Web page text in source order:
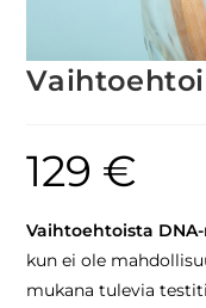
129 €
Vaihtoehtoista
kun ei ole
mukana tulevia